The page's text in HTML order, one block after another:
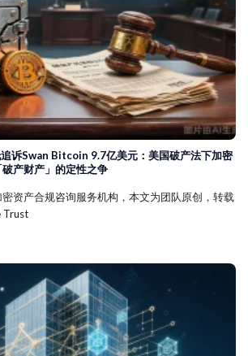
诉Swan Bitcoin 9.7亿美元：美国破产法下加密
产财产」的定性之争
资产合规咨询服务机构，本文为团队原创，转载
Trust